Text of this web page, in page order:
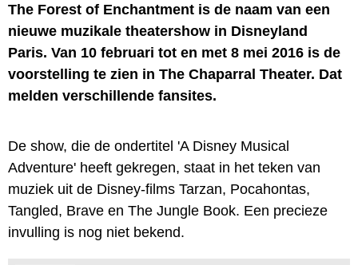
The Forest of Enchantment is de naam van een
nieuwe muzikale theatershow in Disneyland
Paris. Van 10 februari tot en met 8 mei 2016 is de
voorstelling te zien in The Chaparral Theater. Dat
melden verschillende fansites.
De show, die de ondertitel 'A Disney Musical
Adventure' heeft gekregen, staat in het teken van
muziek uit de Disney-films Tarzan, Pocahontas,
Tangled, Brave en The Jungle Book. Een precieze
invulling is nog niet bekend.